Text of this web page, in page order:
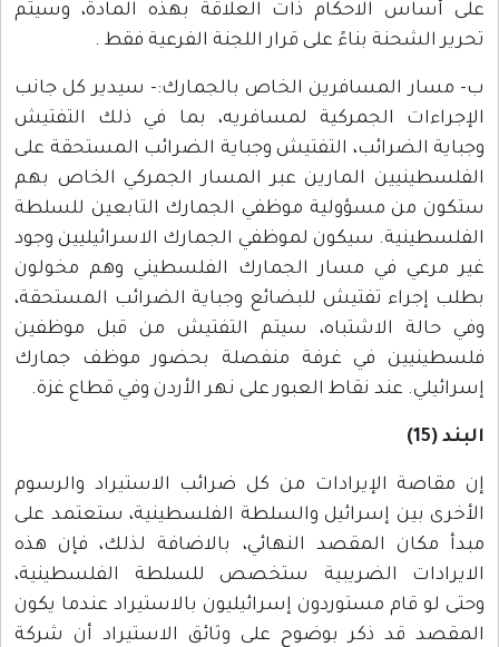
على أساس الاحكام ذات العلاقة بهذه المادة، وسيتم
تحرير الشحنة بناءً على قرار اللجنة الفرعية فقط .
ب- مسار المسافرين الخاص بالجمارك:- سيدير كل جانب
الإجراءات الجمركية لمسافريه، بما في ذلك التفتيش
وجباية الضرائب، التفتيش وجباية الضرائب المستحقة على
الفلسطينيين المارين عبر المسار الجمركي الخاص بهم
ستكون من مسؤولية موظفي الجمارك التابعين للسلطة
الفلسطينية. سيكون لموظفي الجمارك الاسرائيليين وجود
غير مرعي في مسار الجمارك الفلسطيني وهم مخولون
بطلب إجراء تفتيش للبضائع وجباية الضرائب المستحقة،
وفي حالة الاشتباه، سيتم التفتيش من قبل موظفين
فلسطينيين في غرفة منفصلة بحضور موظف جمارك
إسرائيلي. عند نقاط العبور على نهر الأردن وفي قطاع غزة.
البند (15)
إن مقاصة الإيرادات من كل ضرائب الاستيراد والرسوم
الأخرى بين إسرائيل والسلطة الفلسطينية، ستعتمد على
مبدأ مكان المقصد النهائي، بالاضافة لذلك، فإن هذه
الايرادات الضريبية ستخصص للسلطة الفلسطينية،
وحتى لو قام مستوردون إسرائيليون بالاستيراد عندما يكون
المقصد قد ذكر بوضوح على وثائق الاستيراد أن شركة